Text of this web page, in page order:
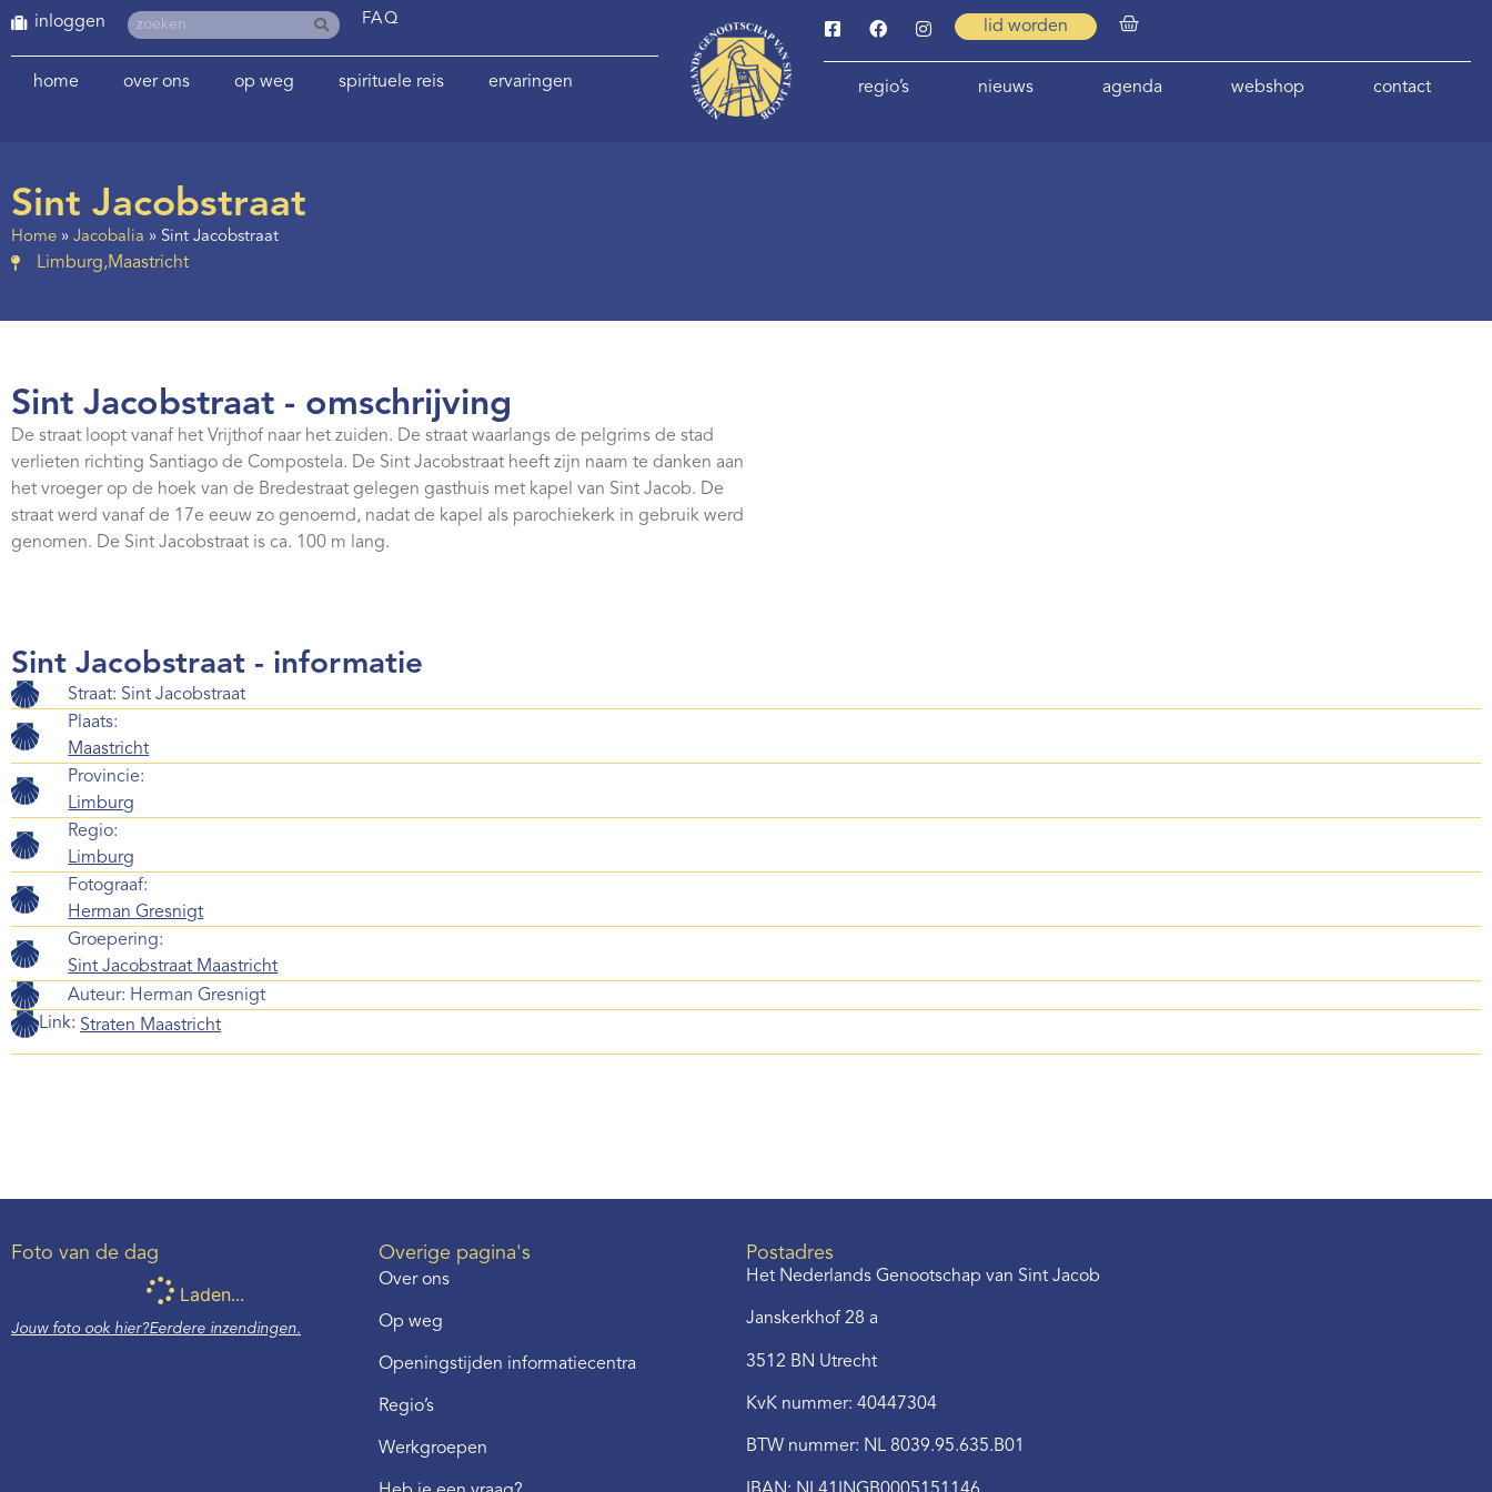
inloggen FAQ
home over ons op weg spirituele reis ervaringen
lid worden
regio’s nieuws agenda webshop contact
Sint Jacobstraat
Home » Jacobalia » Sint Jacobstraat
Limburg,Maastricht
Sint Jacobstraat - omschrijving
De straat loopt vanaf het Vrijthof naar het zuiden. De straat waarlangs de pelgrims de stad
verlieten richting Santiago de Compostela. De Sint Jacobstraat heeft zijn naam te danken aan
het vroeger op de hoek van de Bredestraat gelegen gasthuis met kapel van Sint Jacob. De
straat werd vanaf de 17e eeuw zo genoemd, nadat de kapel als parochiekerk in gebruik werd
genomen. De Sint Jacobstraat is ca. 100 m lang.
Sint Jacobstraat - informatie
Straat: Sint Jacobstraat
Plaats:
Maastricht
Provincie:
Limburg
Regio:
Limburg
Fotograaf:
Herman Gresnigt
Groepering:
Sint Jacobstraat Maastricht
Auteur: Herman Gresnigt
Link: Straten Maastricht
Foto van de dag
Laden...
Jouw foto ook hier?Eerdere inzendingen.
Overige pagina's
Over ons
Op weg
Openingstijden informatiecentra
Regio’s
Werkgroepen
Postadres
Het Nederlands Genootschap van Sint Jacob
Janskerkhof 28 a
3512 BN Utrecht
KvK nummer: 40447304
BTW nummer: NL 8039.95.635.B01